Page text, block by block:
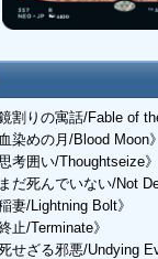
割りの寓話/Fable of
染めの月/Blood Moon》
考囲い/Thoughtseize》
だ死んでいない/Not
妻/Lightning Bolt》
止/Terminate》
せざる邪悪/Undying